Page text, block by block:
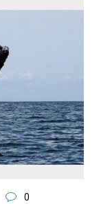
0